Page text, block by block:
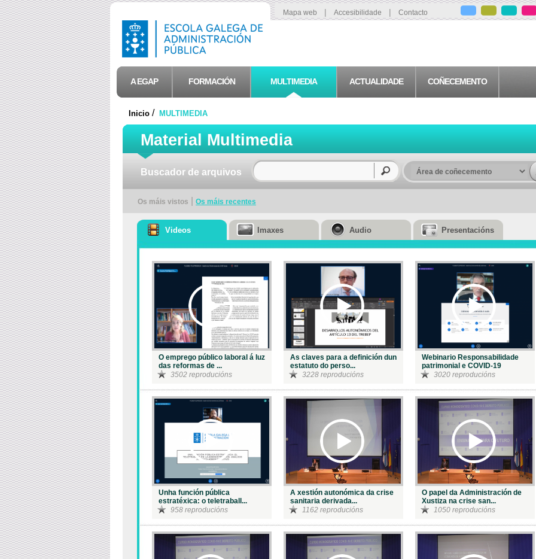
Mapa web | Accesibilidade | Contacto
A EGAP FORMACIÓN MULTIMEDIA ACTUALIDADE COÑECEMENTO
Inicio / MULTIMEDIA
Buscador de arquivos
Material Multimedia
Os máis vistos Os máis recentes
Videos
O emprego público laboral á luz
das reformas de ...
3502 reproducións
As claves para a definición dun
estatuto do perso...
3228 reproducións
Webinario Responsabilidade
patrimonial e COVID-19
3020 reproducións
Unha función pública
estratéxica: o teletraball...
958 reproducións
A xestión autonómica da crise
sanitaria derivada...
1162 reproducións
O papel da Administración de
Xustiza na crise san...
1050 reproducións
Imaxes Audio Presentacións